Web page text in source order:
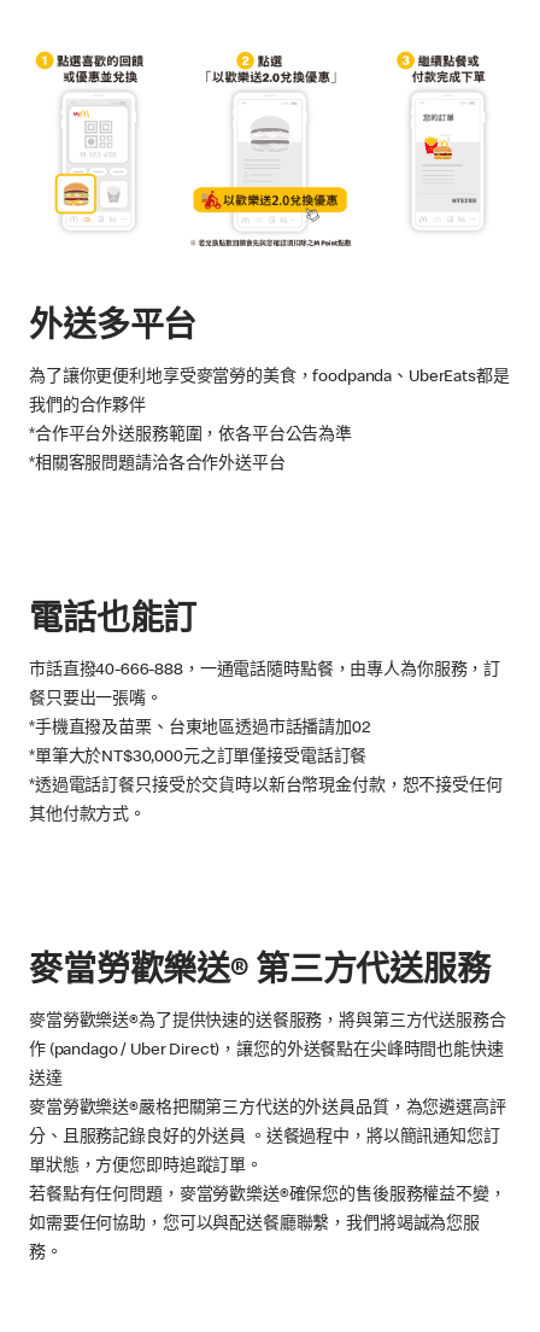
外送多平台
為了讓你更便利地享受麥當勞的美食，foodpanda、UberEats都是
我們的合作夥伴
*合作平台外送服務範圍，依各平台公告為準
*相關客服問題請洽各合作外送平台
電話也能訂
市話直撥40-666-888，一通電話隨時點餐，由專人為你服務，訂
餐只要出一張嘴。
*手機直撥及苗栗、台東地區透過市話播請加02
*單筆大於NT$30,000元之訂單僅接受電話訂餐
*透過電話訂餐只接受於交貨時以新台幣現金付款，恕不接受任何
其他付款方式。
麥當勞歡樂送® 第三方代送服務
麥當勞歡樂送®為了提供快速的送餐服務，將與第三方代送服務合
作 (pandago / Uber Direct)，讓您的外送餐點在尖峰時間也能快速
送達
麥當勞歡樂送®嚴格把關第三方代送的外送員品質，為您遴選高評
分、且服務記錄良好的外送員 。送餐過程中，將以簡訊通知您訂
單狀態，方便您即時追蹤訂單。
若餐點有任何問題，麥當勞歡樂送®確保您的售後服務權益不變，
如需要任何協助，您可以與配送餐廳聯繫，我們將竭誠為您服
務。